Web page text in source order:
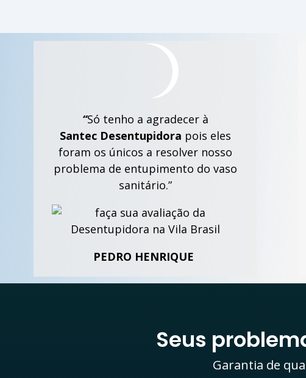
“Só tenho a agradecer à
SantecDesentupidora pois eles
foram os únicos a resolver nosso
problema de entupimento do vaso
sanitário.”
PEDRO HENRIQUE
Seus
Garantia de